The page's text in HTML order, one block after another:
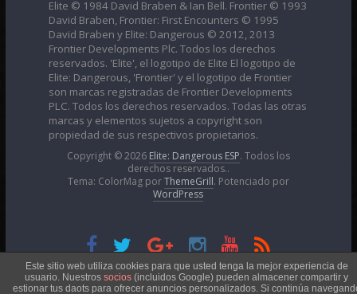
Elite © 1984 David Braben & Ian Bell. Frontier © 1993
David Braben, Frontier: First Encounters © 1995
David Braben y Elite: Dangerous © 2012, 2013
Frontier Developments Plc. Todos los derechos
reservados. 'Elite', el logotipo de Elite El logotipo de
Elite: Dangerous, 'Frontier' y el logotipo de Frontier
son marcas registradas de Frontier Developments
PLC. Todos los derechos reservados. Todas las otras
marcas y elementos sujetos a copyright son
propiedad de sus respectivos propietarios.
Copyright © 2026 Elite: Dangerous ESP. Todos los
derechos reservados..
Tema: ColorMag porThemeGrill. Potenciado por
WordPress
Esta obra está bajo unaLicencia Creative Commons
Este sitio web utiliza cookies para que usted tenga la mejor experiencia de
usuario. Nuestros socios (incluidos Google) pueden almacener compartir y
estionar tus daots para ofrecer anuncios personalizados. Si continúa